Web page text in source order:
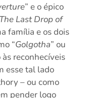
” e o épico
Last Drop of
família e os dois
“Golgotha” ou
às reconhecíveis
esse tal lado
– ou como
pender logo